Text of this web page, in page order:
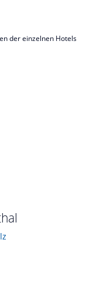
der einzelnen Hotels